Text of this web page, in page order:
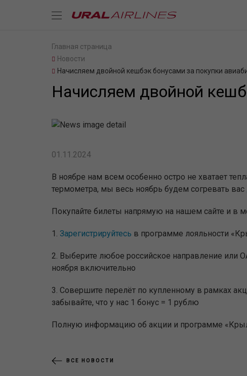
Главная страница
Новости
Начисляем двойной кешбэк бонусами за покупки
Начисляем двойной
01.11.2024
В ноябре нам всем особенно остро не хватает
термометра, мы весь ноябрь будем согревать вас
Покупайте билеты напрямую на нашем сайте и в
1. Зарегистрируйтесь в программе лояльности
2. Выберите любое российское направление или
ноября включительно
3. Совершите перелёт по купленному в рамках
забывайте, что у нас 1 бонус = 1 рублю
Полную информацию об акции и программе
ВСЕ НОВОСТИ